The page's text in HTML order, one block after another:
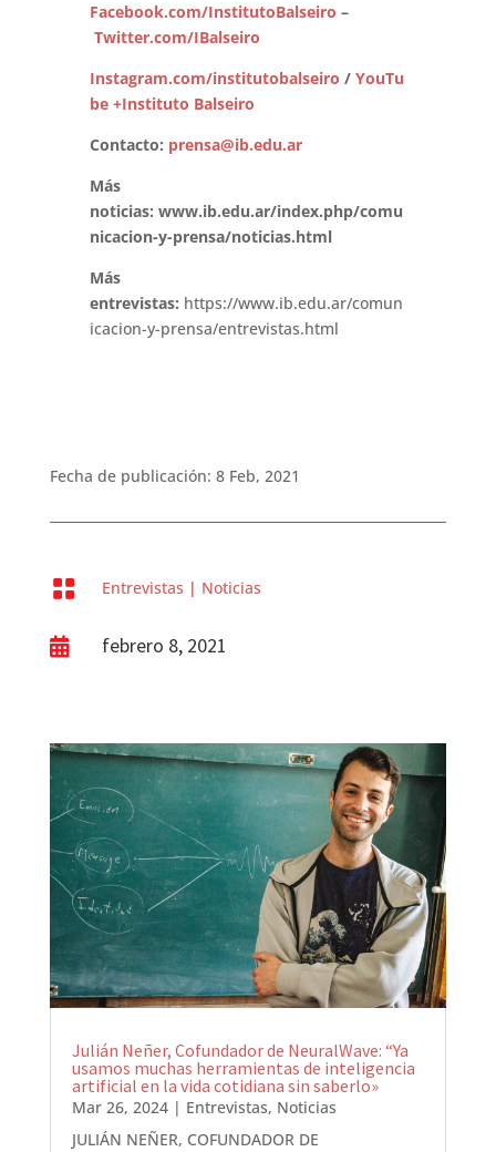
Facebook.com/InstitutoBalseiro –
Twitter.com/IBalseiro
Instagram.com/institutobalseiro / YouTu
be +Instituto Balseiro
Contacto: prensa@ib.edu.ar
Más
noticias: www.ib.edu.ar/index.php/comu
nicacion-y-prensa/noticias.html
Más
entrevistas: https://www.ib.edu.ar/comun
icacion-y-prensa/entrevistas.html
Fecha de publicación: 8 Feb, 2021
 Entrevistas | Noticias
 febrero 8, 2021
Julián Neñer, Cofundador de NeuralWave: “Ya
usamos muchas herramientas de inteligencia
artificial en la vida cotidiana sin saberlo»
Mar 26, 2024| Entrevistas, Noticias
JULIÁN NEÑER, COFUNDADOR DE